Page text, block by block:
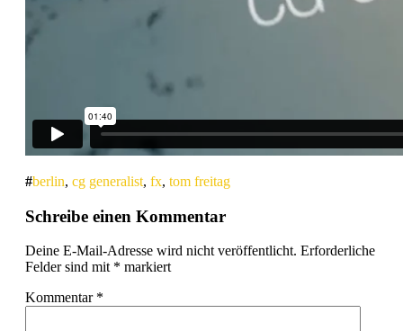
berlin, cg generalist, fx, tom freitag
Schreibe einen Kommentar
Deine E-Mail-Adresse wird nicht veröffentlicht. Erforderliche
Felder sind mit * markiert
Kommentar *